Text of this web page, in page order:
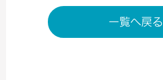
一覧へ戻る